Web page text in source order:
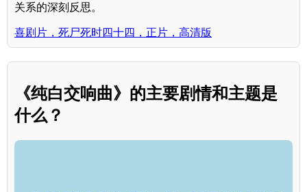
关系的深刻反思。
喜剧片，死尸死时四十四，正片，高清版
《纯白交响曲》的主要剧情和主题是
什么？